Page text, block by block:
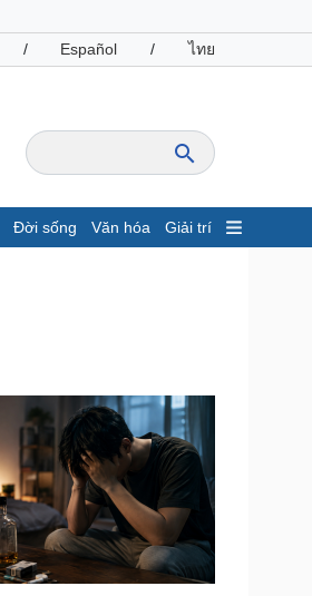
/ Español / ไทย
Đời sống Văn hóa Giải trí
Giá cà phê
Công nghệ
Sành điệu
Tin Công nghệ
Trải nghiệm
Chuyển đổi số